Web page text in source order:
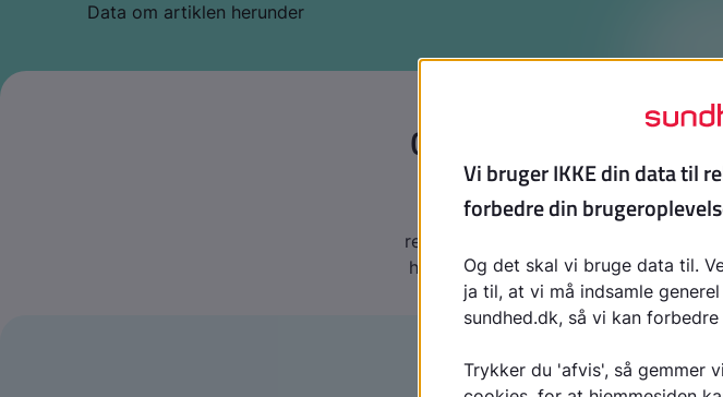
Data om artiklen herunder
Grader af
Læs denne tekst, hvis dit barn har
retardering. Du får en klar
hvad de betyder for barnets
Læs tekst på